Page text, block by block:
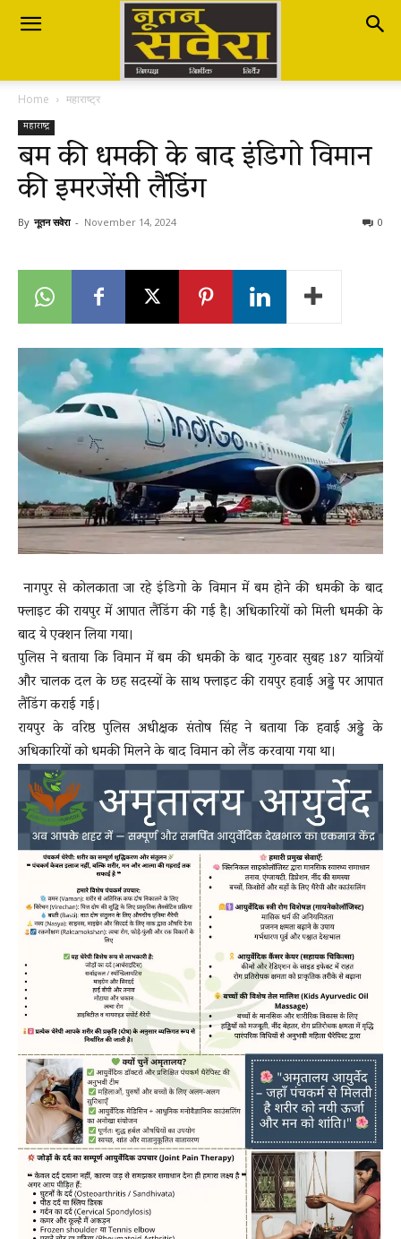
Nutan
Savera
नूतन
Breaking
News
Home महाराष्ट्र
महाराष्ट्र
बम की धमकी के बाद इंडिगो विमान
की इमरजेंसी लैंडिंग
By नूतन सवेरा - November 14, 2024 0
नागपुर से कोलकाता जा रहे इंडिगो के विमान में बम होने की धमकी के बाद
फ्लाइट की रायपुर में आपात लैंडिंग की गई है। अधिकारियों को मिली धमकी के
बाद ये एक्शन लिया गया।
पुलिस ने बताया कि विमान में बम की धमकी के बाद गुरुवार सुबह 187 यात्रियों
और चालक दल के छह सदस्यों के साथ फ्लाइट की रायपुर हवाई अड्डे पर आपात
लैंडिंग कराई गई।
रायपुर के वरिष्ठ पुलिस अधीक्षक संतोष सिंह ने बताया कि हवाई अड्डे के
अधिकारियों को धमकी मिलने के बाद विमान को लैंड करवाया गया था।